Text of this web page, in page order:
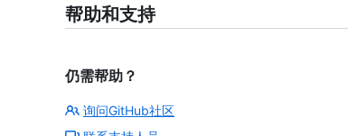
帮助和支持
仍需帮助？
询问GitHub社区